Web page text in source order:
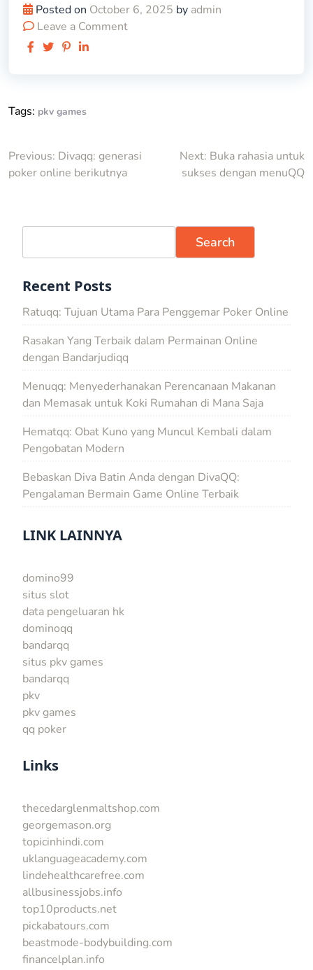
Posted on October 6, 2025 by admin
Leave a Comment
Tags: pkv games
Post
navigation
Previous: Divaqq: generasi
poker online berikutnya
Next: Buka rahasia untuk
sukses dengan menuQQ
Search
Recent Posts
Ratuqq: Tujuan Utama Para Penggemar Poker Online
Rasakan Yang Terbaik dalam Permainan Online
dengan Bandarjudiqq
Menuqq: Menyederhanakan Perencanaan Makanan
dan Memasak untuk Koki Rumahan di Mana Saja
Hematqq: Obat Kuno yang Muncul Kembali dalam
Pengobatan Modern
Bebaskan Diva Batin Anda dengan DivaQQ:
Pengalaman Bermain Game Online Terbaik
LINK LAINNYA
domino99
situs slot
data pengeluaran hk
dominoqq
bandarqq
situs pkv games
bandarqq
pkv
pkv games
qq poker
Links
thecedarglenmaltshop.com
georgemason.org
topicinhindi.com
uklanguageacademy.com
lindehealthcarefree.com
allbusinessjobs.info
top10products.net
pickabatours.com
beastmode-bodybuilding.com
financelplan.info